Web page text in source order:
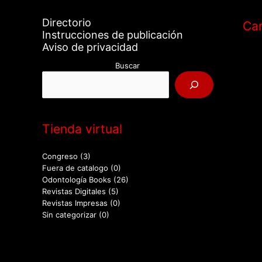
Directorio
Instrucciones de publicación
Aviso de privacidad
Buscar
Tienda virtual
Congreso (3)
Fuera de catalogo (0)
Odontología Books (26)
Revistas Digitales (5)
Revistas Impresas (0)
Sin categorizar (0)